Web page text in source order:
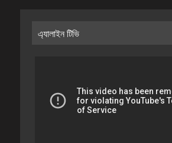
এ্যালাইন টিভি